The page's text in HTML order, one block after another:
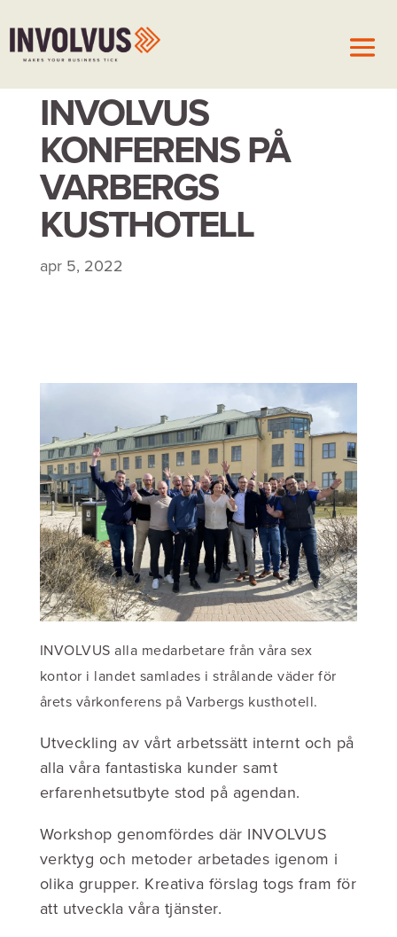
INVOLVUS
KONFERENS PÅ
VARBERGS
KUSTHOTELL
apr 5, 2022
INVOLVUS alla medarbetare från våra sex
kontor i landet samlades i strålande väder för
årets vårkonferens på Varbergs kusthotell.
Utveckling av vårt arbetssätt internt och på
alla våra fantastiska kunder samt
erfarenhetsutbyte stod på agendan.
Workshop genomfördes där INVOLVUS
verktyg och metoder arbetades igenom i
olika grupper. Kreativa förslag togs fram för
att utveckla våra tjänster.